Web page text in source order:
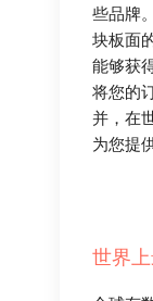
些品牌
块板面
能够获
将您的
并，在
为您提
世界